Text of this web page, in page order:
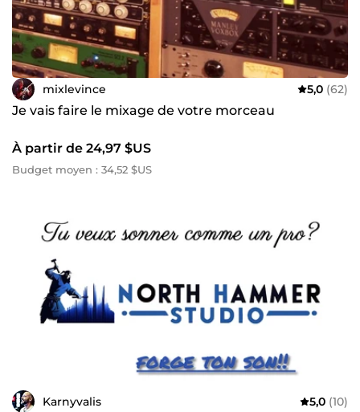
mixlevince 5,0 (62)
Je vais faire le mixage de votre morceau
À partir de 24,97 $US
Budget moyen : 34,52 $US
Karnyvalis 5,0 (10)